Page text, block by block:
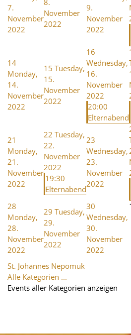
7.
November
2022
November
2022
9.
November
2022
14
Monday,
14.
November
2022
15 Tuesday,
15.
November
2022
16
Wednesday,
16.
November
2022
20:00
Elternabend
21
Monday,
21.
November
2022
22 Tuesday,
22.
November
2022
19:30
Elternabend
23
Wednesday,
23.
November
2022
28
Monday,
28.
November
2022
29 Tuesday,
29.
November
2022
30
Wednesday,
30.
November
2022
St. Johannes Nepomuk
Alle Kategorien ...
Events aller Kategorien anzeigen